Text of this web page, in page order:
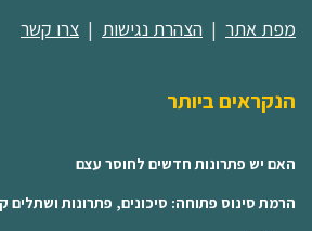
מפת אתר | הצהרת נגישות | צרו קשר
הנקראים ביותר
האם יש פתרונות חדשים לחוסר עצם
הרמת סינוס פתוחה: סיכונים, פתרונות ושתלים